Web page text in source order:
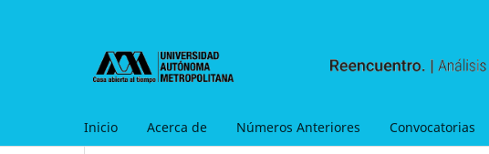
Inicio Acerca de Números Anteriores Convocatorias